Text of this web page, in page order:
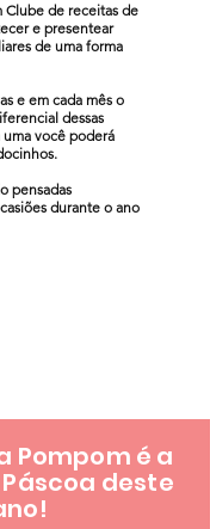
de receitas de
e presentear
de uma forma
e em cada mês o
dessas
você poderá
pensadas
durante o ano
Pompom é a
deste